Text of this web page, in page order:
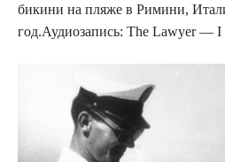
бикини на пляже в Римини,
год.Аудиозапись: The Lawyer — I